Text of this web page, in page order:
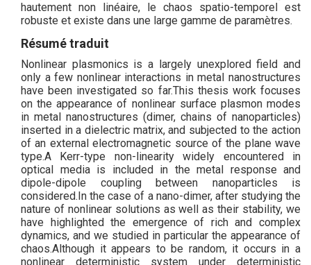
hautement non linéaire, le chaos spatio-temporel est
robuste et existe dans une large gamme de paramètres.
Résumé traduit
Nonlinear plasmonics is a largely unexplored field and
only a few nonlinear interactions in metal nanostructures
have been investigated so far.This thesis work focuses
on the appearance of nonlinear surface plasmon modes
in metal nanostructures (dimer, chains of nanoparticles)
inserted in a dielectric matrix, and subjected to the action
of an external electromagnetic source of the plane wave
type.A Kerr-type non-linearity widely encountered in
optical media is included in the metal response and
dipole-dipole coupling between nanoparticles is
considered.In the case of a nano-dimer, after studying the
nature of nonlinear solutions as well as their stability, we
have highlighted the emergence of rich and complex
dynamics, and we studied in particular the appearance of
chaos.Although it appears to be random, it occurs in a
nonlinear deterministic system under deterministic